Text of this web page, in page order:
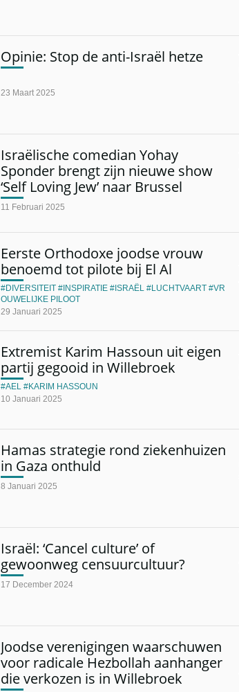
Opinie: Stop de anti-Israël hetze
23 Maart 2025
Israëlische comedian Yohay
Sponder brengt zijn nieuwe show
‘Self Loving Jew’ naar Brussel
11 Februari 2025
Eerste Orthodoxe joodse vrouw
benoemd tot pilote bij El Al
29 Januari 2025
DIVERSITEIT INSPIRATIE ISRAËL LUCHTVAART
VR
OUWELIJKE PILOOT
Extremist Karim Hassoun uit eigen
partij gegooid in Willebroek
10 Januari 2025
AEL KARIM HASSOUN
Hamas strategie rond ziekenhuizen
in Gaza onthuld
8 Januari 2025
Israël: ‘Cancel culture’ of
gewoonweg censuurcultuur?
17 December 2024
Joodse verenigingen waarschuwen
voor radicale Hezbollah aanhanger
die verkozen is in Willebroek